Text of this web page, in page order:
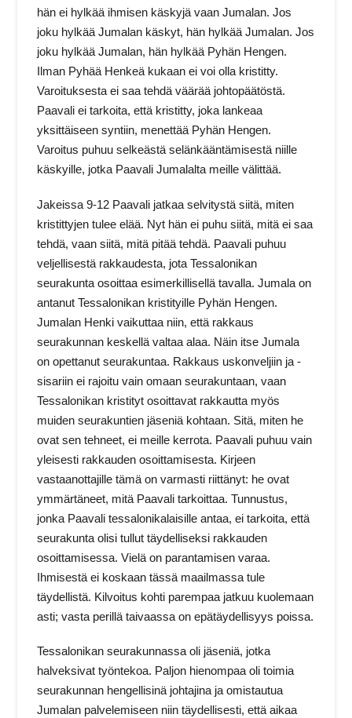
hän ei hylkää ihmisen käskyjä vaan Jumalan. Jos
joku hylkää Jumalan käskyt, hän hylkää Jumalan. Jos
joku hylkää Jumalan, hän hylkää Pyhän Hengen.
Ilman Pyhää Henkeä kukaan ei voi olla kristitty.
Varoituksesta ei saa tehdä väärää johtopäätöstä.
Paavali ei tarkoita, että kristitty, joka lankeaa
yksittäiseen syntiin, menettää Pyhän Hengen.
Varoitus puhuu selkeästä selänkääntämisestä niille
käskyille, jotka Paavali Jumalalta meille välittää.
Jakeissa 9-12 Paavali jatkaa selvitystä siitä, miten
kristittyjen tulee elää. Nyt hän ei puhu siitä, mitä ei saa
tehdä, vaan siitä, mitä pitää tehdä. Paavali puhuu
veljellisestä rakkaudesta, jota Tessalonikan
seurakunta osoittaa esimerkillisellä tavalla. Jumala on
antanut Tessalonikan kristityille Pyhän Hengen.
Jumalan Henki vaikuttaa niin, että rakkaus
seurakunnan keskellä valtaa alaa. Näin itse Jumala
on opettanut seurakuntaa. Rakkaus uskonveljiin ja -
sisariin ei rajoitu vain omaan seurakuntaan, vaan
Tessalonikan kristityt osoittavat rakkautta myös
muiden seurakuntien jäseniä kohtaan. Sitä, miten he
ovat sen tehneet, ei meille kerrota. Paavali puhuu vain
yleisesti rakkauden osoittamisesta. Kirjeen
vastaanottajille tämä on varmasti riittänyt: he ovat
ymmärtäneet, mitä Paavali tarkoittaa. Tunnustus,
jonka Paavali tessalonikalaisille antaa, ei tarkoita, että
seurakunta olisi tullut täydelliseksi rakkauden
osoittamisessa. Vielä on parantamisen varaa.
Ihmisestä ei koskaan tässä maailmassa tule
täydellistä. Kilvoitus kohti parempaa jatkuu kuolemaan
asti; vasta perillä taivaassa on epätäydellisyys poissa.
Tessalonikan seurakunnassa oli jäseniä, jotka
halveksivat työntekoa. Paljon hienompaa oli toimia
seurakunnan hengellisinä johtajina ja omistautua
Jumalan palvelemiseen niin täydellisesti, että aikaa